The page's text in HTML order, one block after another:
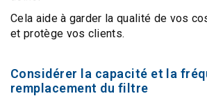
Cela aide à garder la qualité de vos
et protège vos clients.
Considérer la capacité et la
remplacement du filtre